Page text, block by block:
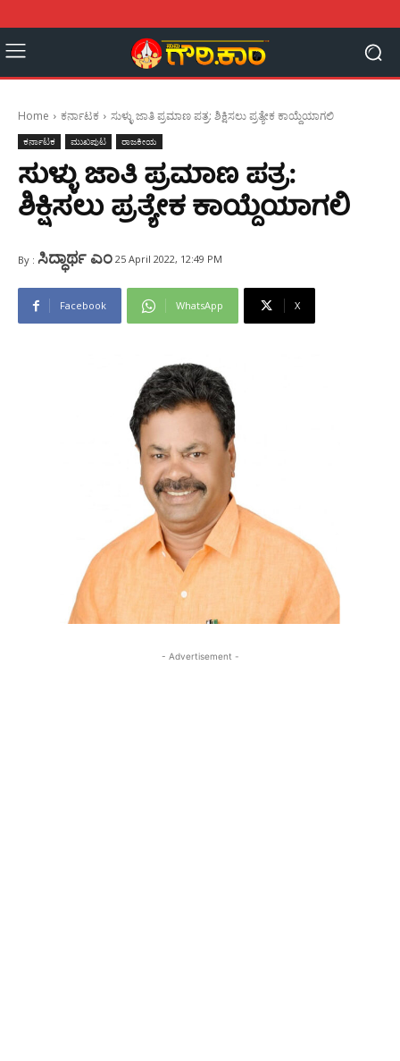
Home ಕರ್ನಾಟಕ ಸುಳ್ಳು ಜಾತಿ ಪ್ರಮಾಣ ಪತ್ರ: ಶಿಕ್ಷಿಸಲು ಪ್ರತ್ಯೇಕ ಕಾಯ್ದೆಯಾಗಲಿ
ಕರ್ನಾಟಕ ಮುಖಪುಟ ರಾಜಕೀಯ
ಸುಳ್ಳು ಜಾತಿ ಪ್ರಮಾಣ ಪತ್ರ:
ಶಿಕ್ಷಿಸಲು ಪ್ರತ್ಯೇಕ ಕಾಯ್ದೆಯಾಗಲಿ
By : ಸಿದ್ಧಾರ್ಥ ಎಂ 25 April 2022, 12:49 PM
Facebook WhatsApp X
- Advertisement -